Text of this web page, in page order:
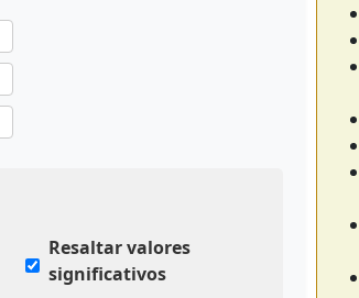
Resaltar valores
significativos